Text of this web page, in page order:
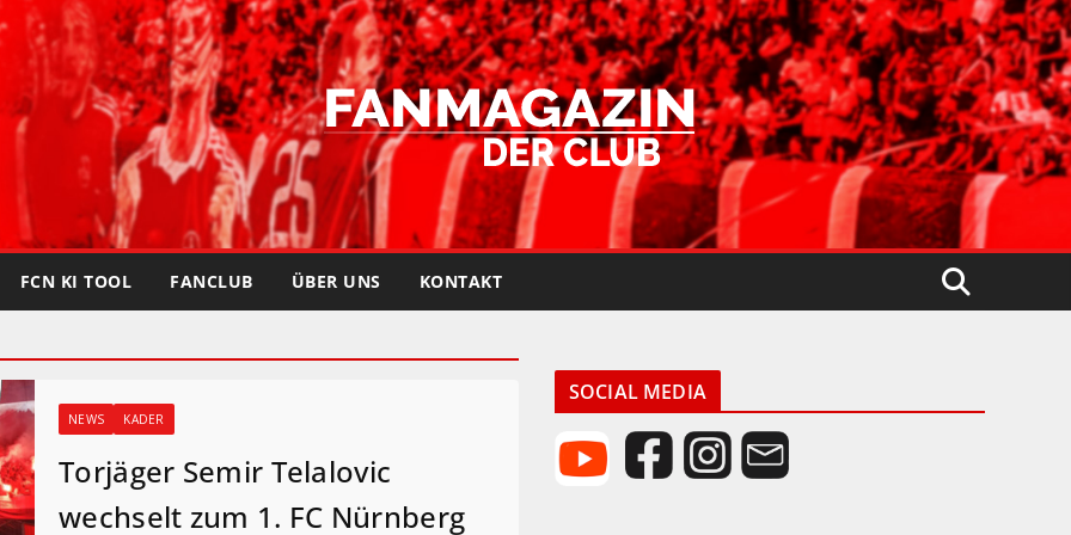
FCN KI TOOL FANCLUB ÜBER UNS KONTAKT
NEWS KADER
Torjäger Semir Telalovic
wechselt zum 1. FC Nürnberg
SOCIAL MEDIA